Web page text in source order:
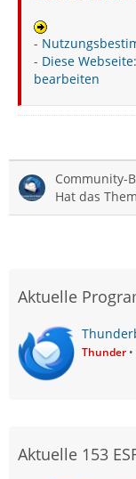
-
- Diese
bearbeiten
Community-
Hat das
Aktuelle
Thunder
Aktuelle 153